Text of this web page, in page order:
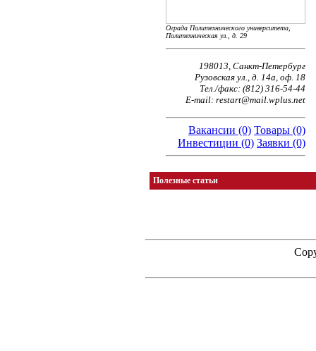
Ограда Политехнического университета,
Политехническая ул., д. 29
198013, Санкт-Петербург
Рузовская ул., д. 14а, оф. 18
Тел./факс: (812) 316-54-44
E-mail: restart@mail.wplus.net
Вакансии (0) Товары (0)
Инвестиции (0) Заявки (0)
Полезные статьи